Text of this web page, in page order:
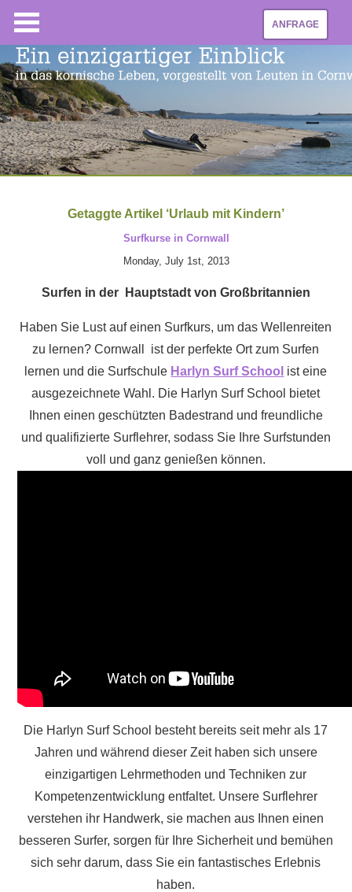
ANFRAGE
Getaggte Artikel ‘Urlaub mit Kindern’
Surfkurse in Cornwall
Monday, July 1st, 2013
Surfen in der Hauptstadt von Großbritannien
Haben Sie Lust auf einen Surfkurs, um das Wellenreiten
zu lernen? Cornwall ist der perfekte Ort zum Surfen
lernen und die Surfschule Harlyn Surf School ist eine
ausgezeichnete Wahl. Die Harlyn Surf School bietet
Ihnen einen geschützten Badestrand und freundliche
und qualifizierte Surflehrer, sodass Sie Ihre Surfstunden
voll und ganz genießen können.
Die Harlyn Surf School besteht bereits seit mehr als 17
Jahren und während dieser Zeit haben sich unsere
einzigartigen Lehrmethoden und Techniken zur
Kompetenzentwicklung entfaltet. Unsere Surflehrer
verstehen ihr Handwerk, sie machen aus Ihnen einen
besseren Surfer, sorgen für Ihre Sicherheit und bemühen
sich sehr darum, dass Sie ein fantastisches Erlebnis
haben.